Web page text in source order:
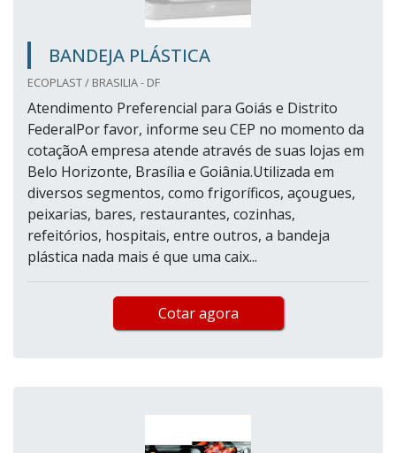
BANDEJA PLÁSTICA
ECOPLAST / BRASILIA - DF
Atendimento Preferencial para Goiás e Distrito
FederalPor favor, informe seu CEP no momento da
cotaçãoA empresa atende através de suas lojas em
Belo Horizonte, Brasília e Goiânia.Utilizada em
diversos segmentos, como frigoríficos, açougues,
peixarias, bares, restaurantes, cozinhas,
refeitórios, hospitais, entre outros, a bandeja
plástica nada mais é que uma caix...
Cotar agora